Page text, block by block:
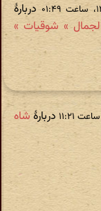
دربارهٔ
» شوقیات »
دربارهٔ شاه